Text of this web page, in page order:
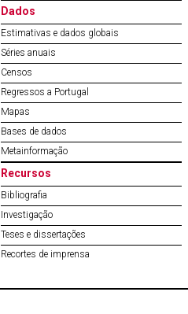
Dados
Estimativas e dados globais
Séries anuais
Censos
Regressos a Portugal
Mapas
Bases de dados
Metainformação
Recursos
Bibliografia
Investigação
Teses e dissertações
Recortes de imprensa